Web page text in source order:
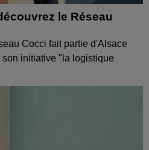
le Réseau
Cocci fait partie d'Alsace
initiative "la logistique